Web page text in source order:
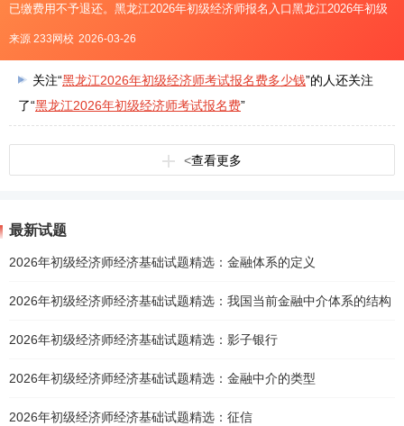
已缴费用不予退还。黑龙江2026年初级经济师报名入口黑龙江2026年初级
达>>黑龙江2026初级经济师报名入口：中
来源 233网校 2026-03-26
关注“黑龙江2026年初级经济师考试报名费多少钱”的人还关注
了“黑龙江2026年初级经济师考试报名费”
<查看更多
最新试题
2026年初级经济师经济基础试题精选：金融体系的定义
2026年初级经济师经济基础试题精选：我国当前金融中介体系的结构
2026年初级经济师经济基础试题精选：影子银行
2026年初级经济师经济基础试题精选：金融中介的类型
2026年初级经济师经济基础试题精选：征信